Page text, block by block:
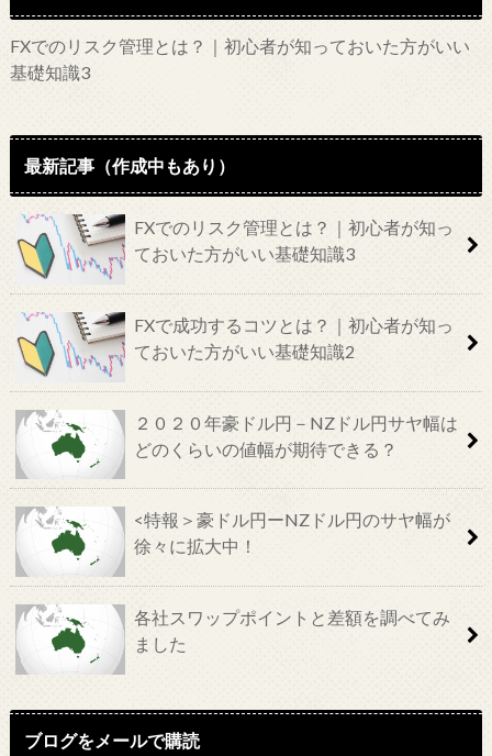
FXでのリスク管理とは？｜初心者が知っておいた方がいい
基礎知識3
最新記事（作成中もあり）
FXでのリスク管理とは？｜初心者が知っ
ておいた方がいい基礎知識3
FXで成功するコツとは？｜初心者が知っ
ておいた方がいい基礎知識2
２０２０年豪ドル円－NZドル円サヤ幅は
どのくらいの値幅が期待できる？
<特報＞豪ドル円ーNZドル円のサヤ幅が
徐々に拡大中！
各社スワップポイントと差額を調べてみ
ました
ブログをメールで購読